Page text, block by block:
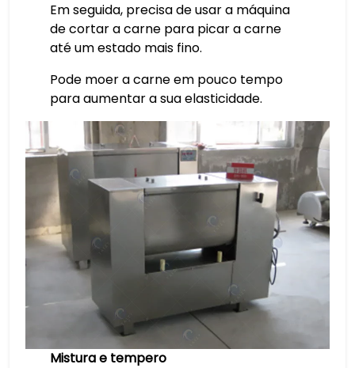
Em seguida, precisa de usar a máquina
de cortar a carne para picar a carne
até um estado mais fino.
Pode moer a carne em pouco tempo
para aumentar a sua elasticidade.
Mistura e tempero